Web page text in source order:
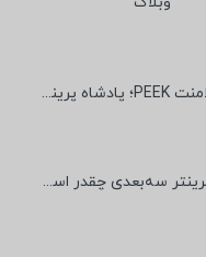
راهنمای تخصصی خرید فیلامنت PEEK؛ پادشاه پرینت سه‌بعدی صنعتی و پزشکی + مشخصات فنی
عمر مفید هیتر اکسترودر پرینتر سه‌بعدی چقدر است؟